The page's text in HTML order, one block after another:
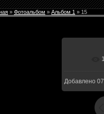
» Фотоальбом » Альбом 1 » 15
Добавлено